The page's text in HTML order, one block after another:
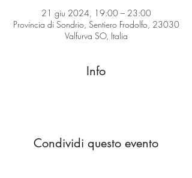
21 giu 2024, 19:00 – 23:00
Provincia di Sondrio, Sentiero Frodolfo, 23030
Valfurva SO, Italia
Info
Condividi questo evento